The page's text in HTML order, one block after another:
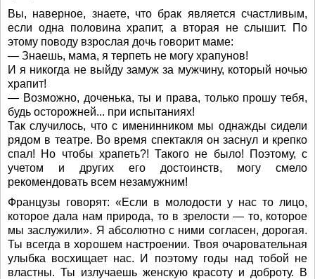
Вы, наверное, знаете, что брак является счастливым,
если одна половина храпит, а вторая не слышит. По
этому поводу взрослая дочь говорит маме:
— Знаешь, мама, я терпеть не могу храпунов!
И я никогда не выйду замуж за мужчину, который ночью
храпит!
— Возможно, доченька, ты и права, только прошу тебя,
будь осторожней... при испытаниях!
Так случилось, что с именинником мы однажды сидели
рядом в театре. Во время спектакля он заснул и крепко
спал! Но чтобы храпеть?! Такого не было! Поэтому, с
учетом и других его достоинств, могу смело
рекомендовать всем незамужним!
Французы говорят: «Если в молодости у нас то лицо,
которое дала нам природа, то в зрелости — то, которое
мы заслужили». Я абсолютно с ними согласен, дорогая.
Ты всегда в хорошем настроении. Твоя очаровательная
улыбка восхищает нас. И поэтому годы над тобой не
властны. Ты излучаешь женскую красоту и доброту. В